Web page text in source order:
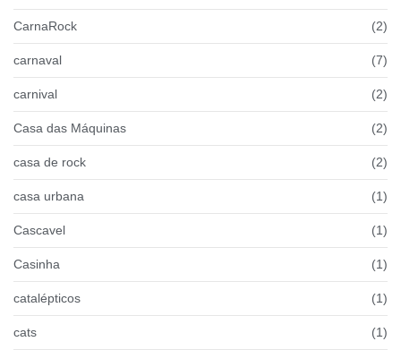
CarnaRock (2)
carnaval (7)
carnival (2)
Casa das Máquinas (2)
casa de rock (2)
casa urbana (1)
Cascavel (1)
Casinha (1)
catalépticos (1)
cats (1)